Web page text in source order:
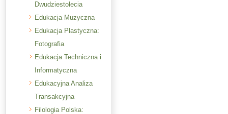
Dwudziestolecia
Edukacja Muzyczna
Edukacja Plastyczna:
Fotografia
Edukacja Techniczna i
Informatyczna
Edukacyjna Analiza
Transakcyjna
Filologia Polska: